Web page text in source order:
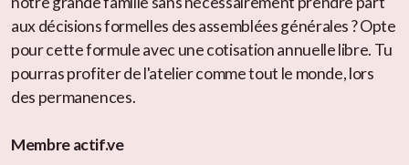
aux décisions formelles des assemblées générales ? Opte
pour cette formule avec une cotisation annuelle libre. Tu
pourras profiter de l'atelier comme tout le monde, lors
des permanences.
Membre actif.ve